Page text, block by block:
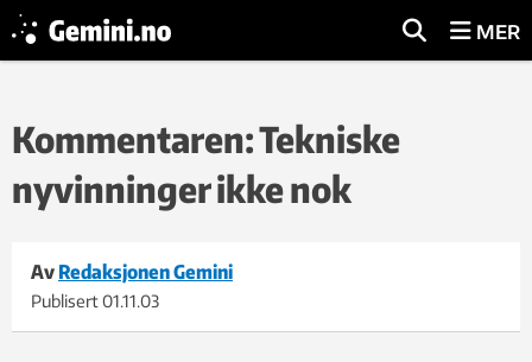
MER
Kommentaren: Tekniske
nyvinninger ikke nok
Av Redaksjonen Gemini
Publisert01.11.03